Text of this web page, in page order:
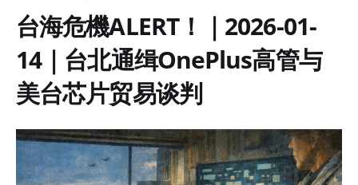
台海危機ALERT！｜2026-01-
14｜台北通缉OnePlus高管与
美台芯片贸易谈判